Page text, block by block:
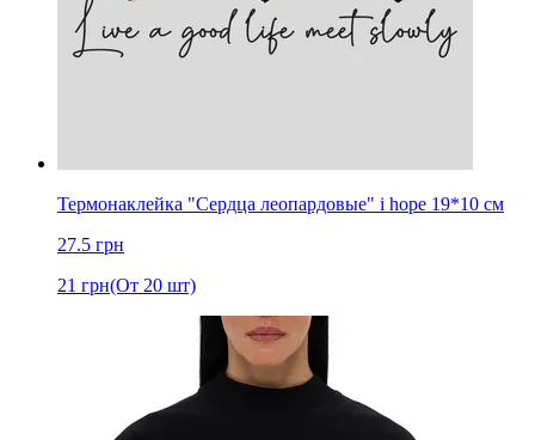
Термонаклейка "Сердца леопардовые" i hope 19*10 см
27.5 грн
21 грн(От 20 шт)